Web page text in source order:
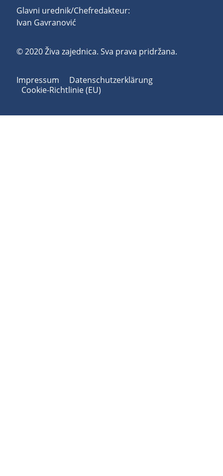
Glavni urednik/Chefredakteur:
Ivan Gavranović
© 2020 Živa zajednica. Sva prava pridržana.
Impressum
Datenschutzerklärung
Cookie-Richtlinie (EU)